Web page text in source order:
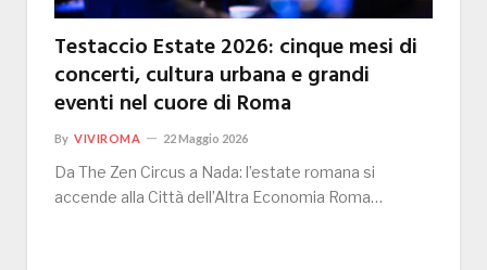
Testaccio Estate 2026: cinque mesi di
concerti, cultura urbana e grandi
eventi nel cuore di Roma
By VIVIROMA 22 Maggio 2026
Da The Zen Circus a Nada: l’estate romana si
accende alla Città dell’Altra Economia Roma…